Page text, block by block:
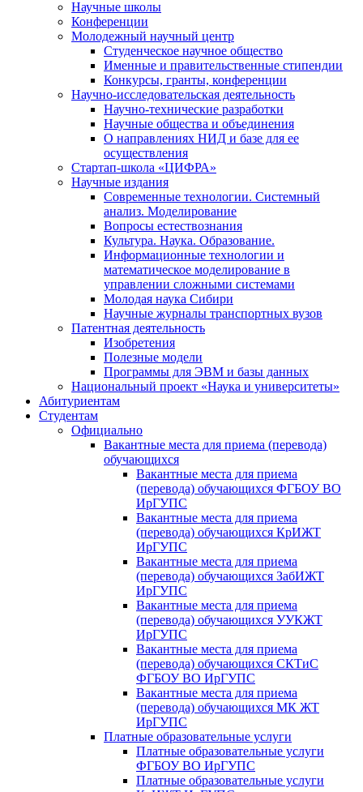
Научные школы
Конференции
Молодежный научный центр
Студенческое научное общество
Именные и правительственные стипендии
Конкурсы, гранты, конференции
Научно-исследовательская деятельность
Научно-технические разработки
Научные общества и объединения
О направлениях НИД и базе для ее
осуществления
Стартап-школа «ЦИФРА»
Научные издания
Современные технологии. Системный
анализ. Моделирование
Вопросы естествознания
Культура. Наука. Образование.
Информационные технологии и
математическое моделирование в
управлении сложными системами
Молодая наука Сибири
Научные журналы транспортных вузов
Патентная деятельность
Изобретения
Полезные модели
Программы для ЭВМ и базы данных
Национальный проект «Наука и университеты»
Абитуриентам
Студентам
Официально
Вакантные места для приема (перевода)
обучающихся
Вакантные места для приема
(перевода) обучающихся ФГБОУ ВО
ИрГУПС
Вакантные места для приема
(перевода) обучающихся КрИЖТ
ИрГУПС
Вакантные места для приема
(перевода) обучающихся ЗабИЖТ
ИрГУПС
Вакантные места для приема
(перевода) обучающихся УУКЖТ
ИрГУПС
Вакантные места для приема
(перевода) обучающихся СКТиС
ФГБОУ ВО ИрГУПС
Вакантные места для приема
(перевода) обучающихся МК ЖТ
ИрГУПС
Платные образовательные услуги
Платные образовательные услуги
ФГБОУ ВО ИрГУПС
Платные образовательные услуги